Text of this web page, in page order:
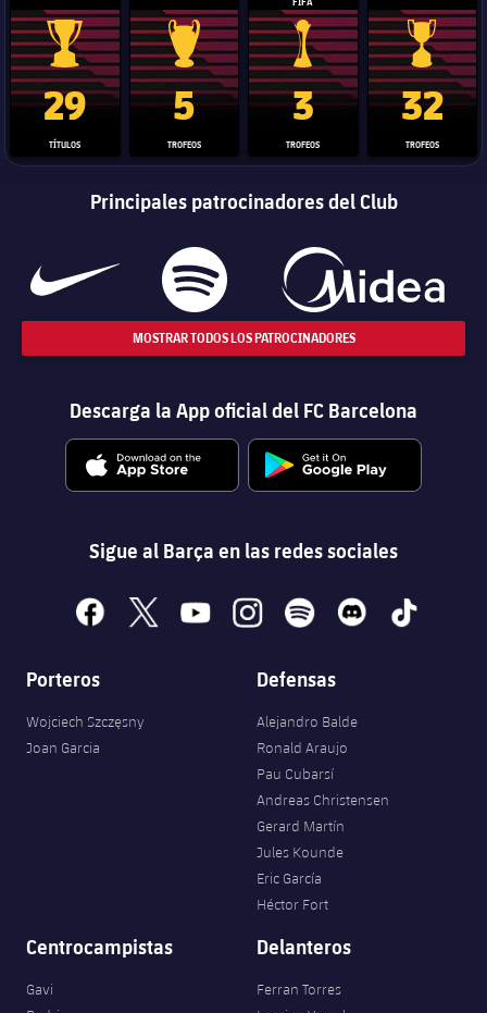
Trofeo de La Liga
29
TÍTULOS
Trofeo de la Liga de Campeones
5
TROFEOS
Trofeo del Mundial de
3
TROFEOS
Copa del
32
TROFEOS
Principales patrocinadores del Club
MOSTRAR TODOS LOS PATROCINADORES
Descarga la App oficial del FC Barcelona
Sigue al Barça en las redes sociales
facebook
x youtubeinstagramspotify discord tiktok
Porteros
Wojciech Szczęsny
Joan Garcia
Defensas
Alejandro Balde
Ronald Araujo
Pau Cubarsí
Andreas Christensen
Gerard Martín
Jules Kounde
Eric García
Héctor Fort
Centrocampistas
Gavi
Delanteros
Ferran Torres